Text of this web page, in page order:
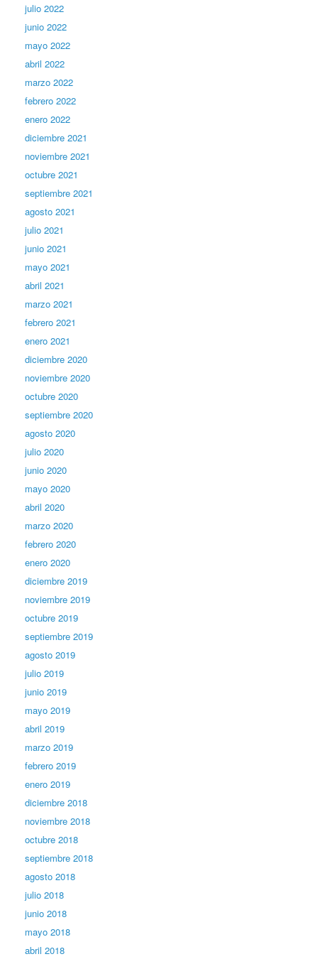
julio 2022
junio 2022
mayo 2022
abril 2022
marzo 2022
febrero 2022
enero 2022
diciembre 2021
noviembre 2021
octubre 2021
septiembre 2021
agosto 2021
julio 2021
junio 2021
mayo 2021
abril 2021
marzo 2021
febrero 2021
enero 2021
diciembre 2020
noviembre 2020
octubre 2020
septiembre 2020
agosto 2020
julio 2020
junio 2020
mayo 2020
abril 2020
marzo 2020
febrero 2020
enero 2020
diciembre 2019
noviembre 2019
octubre 2019
septiembre 2019
agosto 2019
julio 2019
junio 2019
mayo 2019
abril 2019
marzo 2019
febrero 2019
enero 2019
diciembre 2018
noviembre 2018
octubre 2018
septiembre 2018
agosto 2018
julio 2018
junio 2018
mayo 2018
abril 2018